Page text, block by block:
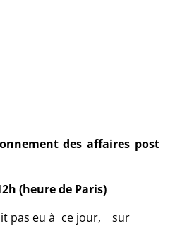
des affaires post
(heure de Paris)
pas eu à ce jour, sur